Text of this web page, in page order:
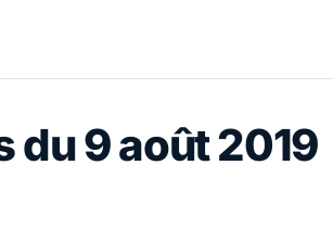
du 9 août 2019